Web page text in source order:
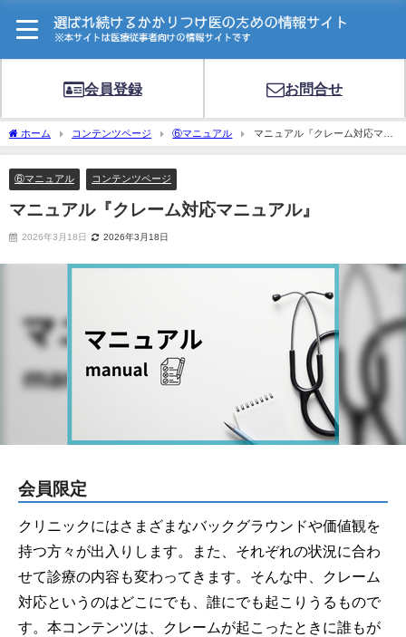
会員登録 お問合せ
ホーム コンテンツページ ⑥マニュアル
マニュアル『クレーム対応マニ
ュアル』
⑥マニュアル コンテンツページ
マニュアル『クレーム対応マニュアル』
2026年3月18日 2026年3月18日
会員限定
クリニックにはさまざまなバックグラウンドや価値観を
持つ方々が出入りします。また、それぞれの状況に合わ
せて診療の内容も変わってきます。そんな中、クレーム
対応というのはどこにでも、誰にでも起こりうるもので
す。本コンテンツは、クレームが起こったときに誰もが